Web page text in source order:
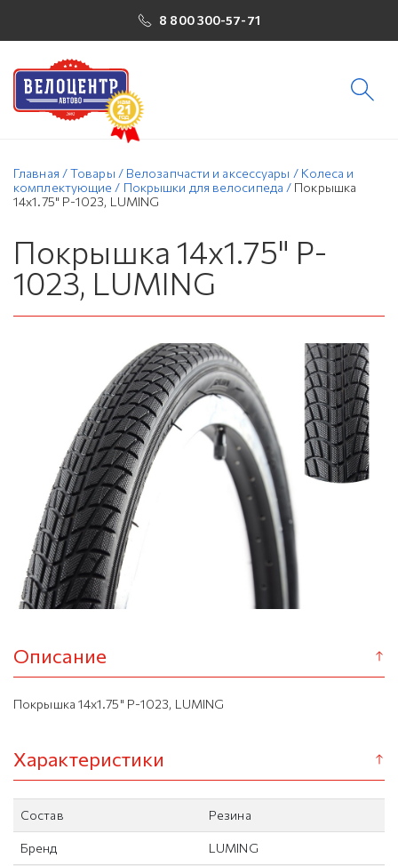
8 800 300-57-71
Главная /Товары / Велозапчасти и аксессуары / Колеса и
комплектующие / Покрышки для велосипеда / Покрышка
14х1.75" P-1023, LUMING
Покрышка 14х1.75" P-
1023, LUMING
Описание
Покрышка 14х1.75" P-1023, LUMING
Характеристики
Состав Резина
Бренд LUMING